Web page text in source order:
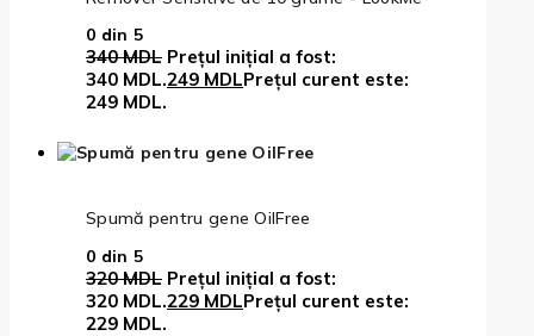
0 din 5
340MDL Prețul inițial a fost:
340 MDL.249 MDLPrețul curent este:
249 MDL.
Spumă pentru gene OilFree
0 din 5
320MDL Prețul inițial a fost:
320 MDL.229 MDLPrețul curent este:
229 MDL.